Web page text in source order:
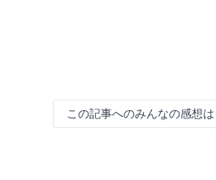
この記事へのみんなの感想は